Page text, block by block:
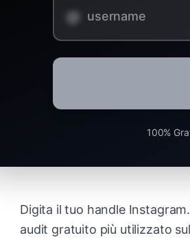
@
100%
Digita il tuo handle
audit gratuito più utilizzato